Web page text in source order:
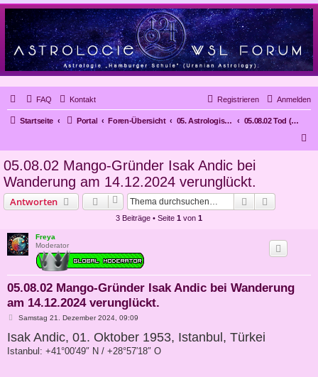
FAQ Kontakt Anmelden
Registrieren
Startseite Portal Foren-Übersicht 05. Astrologische Gutachten
05.08.02 Tod (die 8. Häuser; MA/SA, UR/NE, UR/PO = SA/x)
05.08.02 Mango-Gründer Isak Andic bei
Wanderung am 14.12.2024 verunglückt.
Antworten Suche
3 Beiträge • Seite 1 von 1
Freya
Moderator
05.08.02 Mango-Gründer Isak Andic bei Wanderung
am 14.12.2024 verunglückt.
B
i
t
r
Samstag 21. Dezember 2024, 09:09
Isak Andic, 01. Oktober 1953, Istanbul, Türkei
Istanbul: +41°00′49″ N / +28°57′18″ O